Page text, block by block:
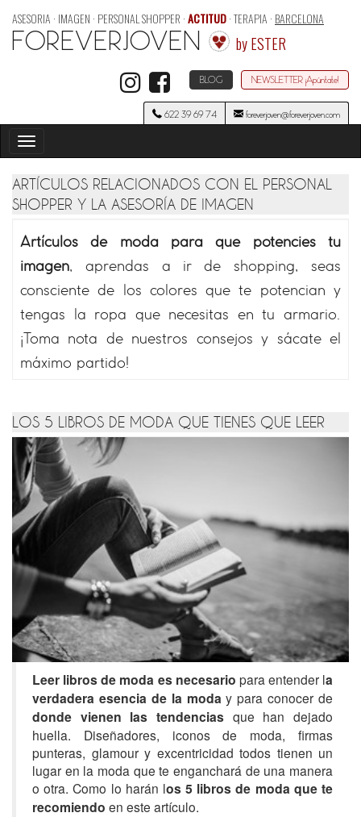
ASESORIA · IMAGEN · PERSONAL SHOPPER ·ACTITUD· TERAPIA · BARCELONA
FOREVERJOVEN by ESTER
NEWSLETTER ¡Apúntate!
BLOG
622 39 69 74 foreverjoven@foreverjoven.com
Toggle
navigation
ARTÍCULOS RELACIONADOS CON EL PERSONAL
SHOPPER Y LA ASESORÍA DE IMAGEN
Artículos de moda para que potencies tu
imagen, aprendas a ir de shopping, seas
consciente de los colores que te potencian y
tengas la ropa que necesitas en tu armario.
¡Toma nota de nuestros consejos y sácate el
máximo partido!
LOS 5 LIBROS DE MODA QUE TIENES QUE LEER
Leer libros de moda es necesario para entender la
verdadera esencia de la moda y para conocer de
donde vienen las tendencias que han dejado
huella. Diseñadores, iconos de moda, firmas
punteras, glamour y excentricidad todos tienen un
lugar en la moda que te enganchará de una manera
o otra. Como lo harán los 5 libros de moda que te
recomiendo en este artículo.